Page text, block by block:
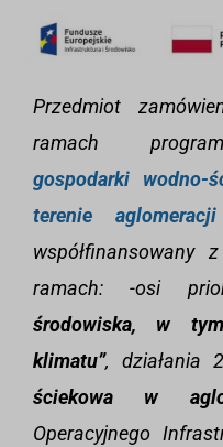
Przedmiot
ramach
gospodarki wodno-
terenie
współfinansowany
ramach: -osi
środowiska, w
klimatu”, działania
ściekowa w
Operacyjnego